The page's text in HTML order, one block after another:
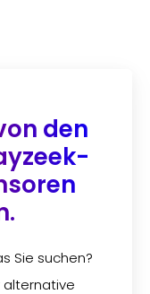
den
Sie suchen?
alternative